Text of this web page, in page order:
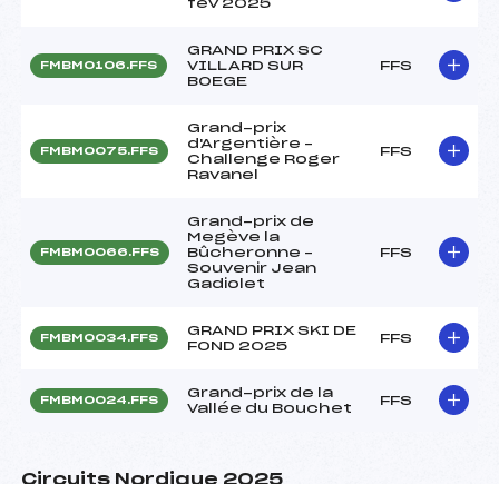
fev 2025
FMBM0106.FFS
GRAND PRIX SC
VILLARD SUR
BOEGE
FFS
FMBM0075.FFS
Grand-prix
d'Argentière –
Challenge Roger
Ravanel
FFS
FMBM0066.FFS
Grand-prix de
Megève la
Bûcheronne –
Souvenir Jean
Gadiolet
FFS
FMBM0034.FFS
GRAND PRIX SKI DE
FOND 2025
FFS
FMBM0024.FFS
Grand-prix de la
Vallée du Bouchet
FFS
Circuits Nordique 2025